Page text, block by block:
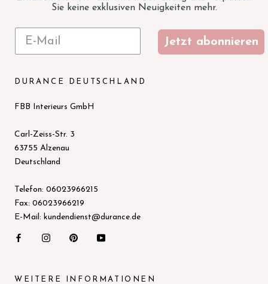
Sie keine exklusiven Neuigkeiten mehr.
Jetzt abonnieren
DURANCE DEUTSCHLAND
FBB Interieurs GmbH
Carl-Zeiss-Str. 3
63755 Alzenau
Deutschland
Telefon: 06023966215
Fax: 06023966219
E-Mail: kundendienst@durance.de
WEITERE INFORMATIONEN